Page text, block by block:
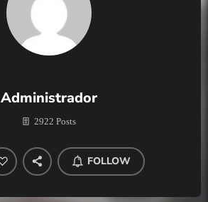
Administrador
2922 Posts
FOLLOW